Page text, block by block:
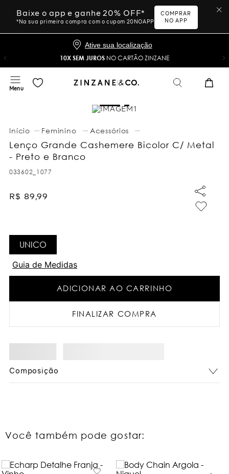
Baixe o app e ganhe 20% OFF*
*Na sua primeira compra com o cupom 20NOAPP
COMPRAR
NO APP
Ative sua localização
10X SEM JUROS NO CARTÃO ZINZANE
Feminino Acessórios
Lenço Grande Cashemere Bicolor C/ Metal
- Preto e Branco
033602_1077
R$ 89,99
UNICO
Guia de Medidas
ADICIONAR AO CARRINHO
FINALIZAR COMPRA
Composição
Você também pode gostar: